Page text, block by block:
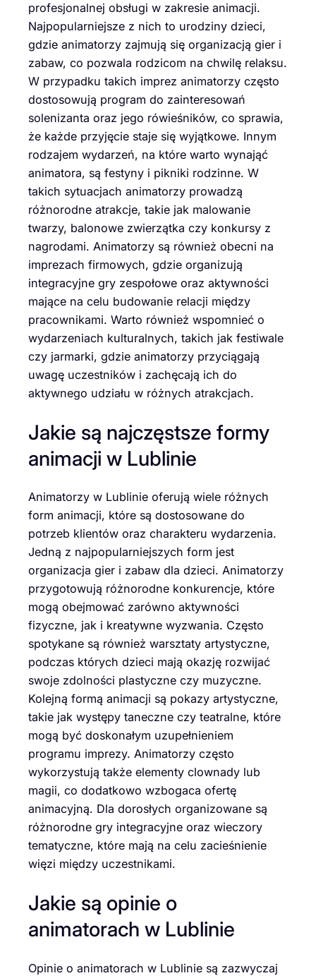
profesjonalnej obsługi w zakresie animacji.
Najpopularniejsze z nich to urodziny dzieci,
gdzie animatorzy zajmują się organizacją gier i
zabaw, co pozwala rodzicom na chwilę relaksu.
W przypadku takich imprez animatorzy często
dostosowują program do zainteresowań
solenizanta oraz jego rówieśników, co sprawia,
że każde przyjęcie staje się wyjątkowe. Innym
rodzajem wydarzeń, na które warto wynająć
animatora, są festyny i pikniki rodzinne. W
takich sytuacjach animatorzy prowadzą
różnorodne atrakcje, takie jak malowanie
twarzy, balonowe zwierzątka czy konkursy z
nagrodami. Animatorzy są również obecni na
imprezach firmowych, gdzie organizują
integracyjne gry zespołowe oraz aktywności
mające na celu budowanie relacji między
pracownikami. Warto również wspomnieć o
wydarzeniach kulturalnych, takich jak festiwale
czy jarmarki, gdzie animatorzy przyciągają
uwagę uczestników i zachęcają ich do
aktywnego udziału w różnych atrakcjach.
Jakie są najczęstsze formy
animacji w Lublinie
Animatorzy w Lublinie oferują wiele różnych
form animacji, które są dostosowane do
potrzeb klientów oraz charakteru wydarzenia.
Jedną z najpopularniejszych form jest
organizacja gier i zabaw dla dzieci. Animatorzy
przygotowują różnorodne konkurencje, które
mogą obejmować zarówno aktywności
fizyczne, jak i kreatywne wyzwania. Często
spotykane są również warsztaty artystyczne,
podczas których dzieci mają okazję rozwijać
swoje zdolności plastyczne czy muzyczne.
Kolejną formą animacji są pokazy artystyczne,
takie jak występy taneczne czy teatralne, które
mogą być doskonałym uzupełnieniem
programu imprezy. Animatorzy często
wykorzystują także elementy clownady lub
magii, co dodatkowo wzbogaca ofertę
animacyjną. Dla dorosłych organizowane są
różnorodne gry integracyjne oraz wieczory
tematyczne, które mają na celu zacieśnienie
więzi między uczestnikami.
Jakie są opinie o
animatorach w Lublinie
Opinie o animatorach w Lublinie są zazwyczaj